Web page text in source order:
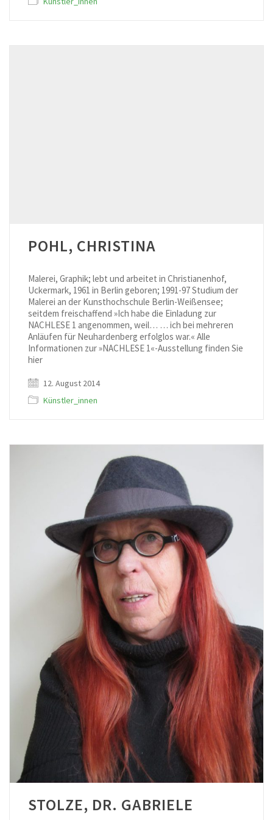
POHL, CHRISTINA
Malerei, Graphik; lebt und arbeitet in Christianenhof,
Uckermark, 1961 in Berlin geboren; 1991-97 Studium der
Malerei an der Kunsthochschule Berlin-Weißensee;
seitdem freischaffend »Ich habe die Einladung zur
NACHLESE 1 angenommen, weil… … ich bei mehreren
Anläufen für Neuhardenberg erfolglos war.« Alle
Informationen zur »NACHLESE 1«-Ausstellung finden Sie
hier
12. August 2014
Künstler_innen
STOLZE, DR. GABRIELE